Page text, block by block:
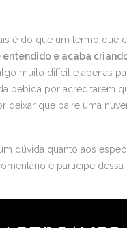
é do que um termo que
e acaba
muito difícil e apenas
bebida por acreditarem
deixar que paire uma
dúvida quanto aos
e participe dessa